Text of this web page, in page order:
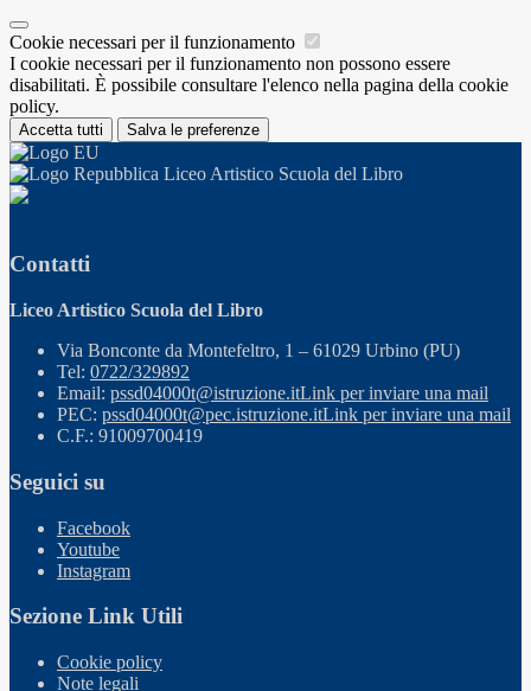
Cookie necessari per il funzionamento
I cookie necessari per il funzionamento non possono essere
disabilitati. È possibile consultare l'elenco nella pagina della cookie
policy.
Accetta tutti Salva le preferenze
Liceo Artistico Scuola del Libro
Contatti
Liceo Artistico Scuola del Libro
Via Bonconte da Montefeltro, 1 – 61029 Urbino (PU)
Tel: 0722/329892
Email: pssd04000t@istruzione.itLink per inviare una mail
PEC: pssd04000t@pec.istruzione.itLink per inviare una mail
C.F.: 91009700419
Seguici su
Facebook
Youtube
Instagram
Sezione Link Utili
Cookie policy
Note legali